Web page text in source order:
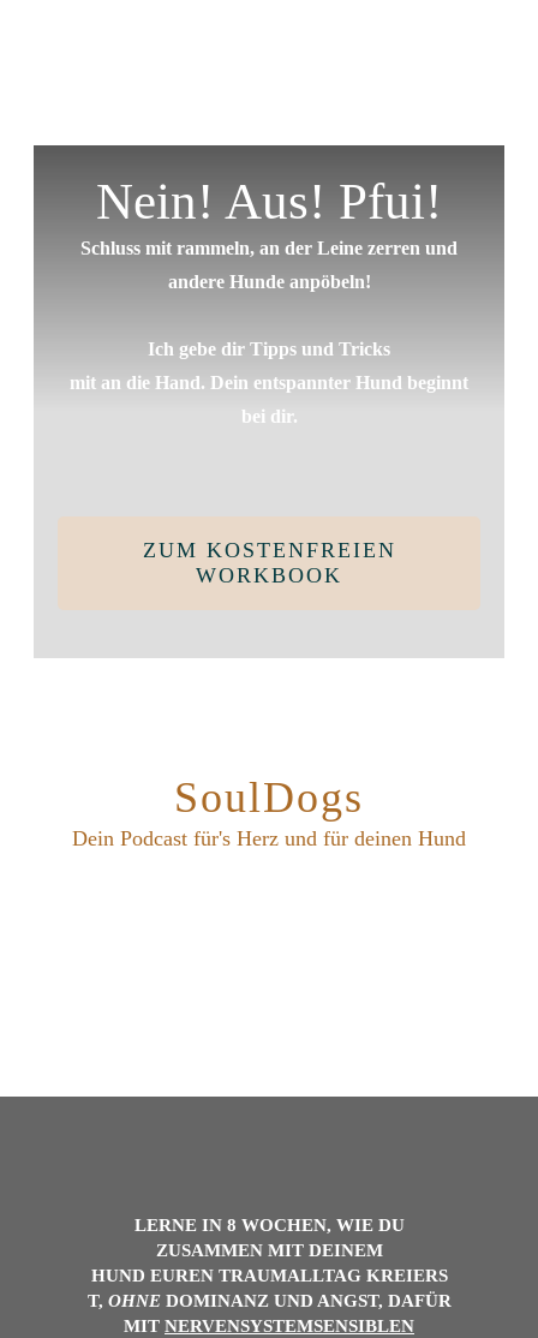
Nein! Aus! Pfui!
Schluss mit rammeln, an der Leine zerren und
andere Hunde anpöbeln!
Ich gebe dir Tipps und Tricks
mit an die Hand. Dein entspannter Hund beginnt
bei dir.
ZUM KOSTENFREIEN
WORKBOOK
SoulDogs
Dein Podcast für's Herz und für deinen Hund
LERNE IN 8 WOCHEN, WIE DU
ZUSAMMEN MIT DEINEM
HUND EUREN TRAUMALLTAG KREIERS
T, OHNEDOMINANZ UND ANGST, DAFÜR
MIT NERVENSYSTEMSENSIBLEN